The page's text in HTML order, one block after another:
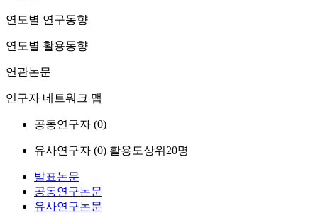
연도별 연구동향
연도별 활용동향
연관논문
연구자 네트워크 맵
공동연구자 (0)
유사연구자 (0) 활용도상위20명
발표논문
공동연구논문
유사연구논문